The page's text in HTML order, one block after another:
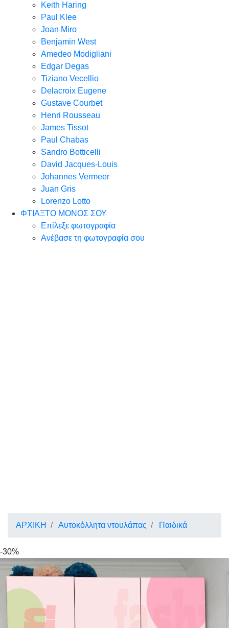
Keith Haring
Paul Klee
Joan Miro
Benjamin West
Amedeo Modigliani
Edgar Degas
Tiziano Vecellio
Delacroix Eugene
Gustave Courbet
Henri Rousseau
James Tissot
Paul Chabas
Sandro Botticelli
David Jacques-Louis
Johannes Vermeer
Juan Gris
Lorenzo Lotto
ΦΤΙΑΞΤΟ ΜΟΝΟΣ ΣΟΥ
Επίλεξε φωτογραφία
Ανέβασε τη φωτογραφία σου
ΑΡΧΙΚΗ Αυτοκόλλητα ντουλάπας Παιδικά
-30%